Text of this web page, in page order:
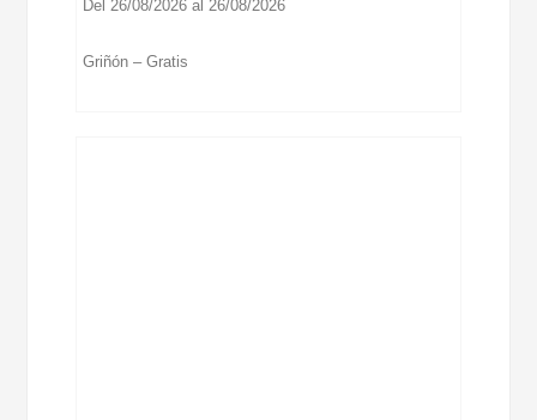
Del 26/08/2026 al 26/08/2026
Griñón – Gratis